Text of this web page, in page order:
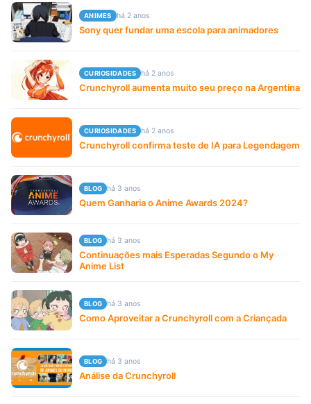
ANIMES há 2 anos
Sony quer fundar uma escola para animadores
CURIOSIDADES há 2 anos
Crunchyroll aumenta muito seu preço na Argentina
CURIOSIDADES há 2 anos
Crunchyroll confirma teste de IA para Legendagem
BLOG há 3 anos
Quem Ganharia o Anime Awards 2024?
BLOG há 3 anos
Continuações mais Esperadas Segundo o My
Anime List
BLOG há 3 anos
Como Aproveitar a Crunchyroll com a Criançada
BLOG há 3 anos
Análise da Crunchyroll